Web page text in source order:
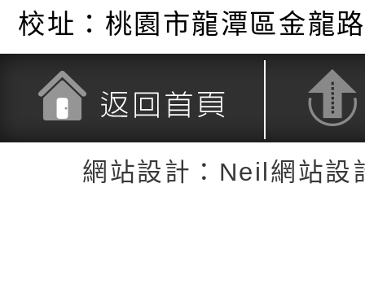
校址： 桃園市龍潭區金龍
返回首頁 返回頂端
網站設計：Neil網站設